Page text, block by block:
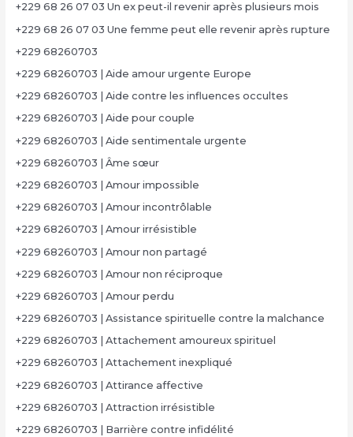
+229 68 26 07 03 Un ex peut-il revenir après plusieurs mois
+229 68 26 07 03 Une femme peut elle revenir après rupture
+229 68260703
+229 68260703 | Aide amour urgente Europe
+229 68260703 | Aide contre les influences occultes
+229 68260703 | Aide pour couple
+229 68260703 | Aide sentimentale urgente
+229 68260703 | Âme sœur
+229 68260703 | Amour impossible
+229 68260703 | Amour incontrôlable
+229 68260703 | Amour irrésistible
+229 68260703 | Amour non partagé
+229 68260703 | Amour non réciproque
+229 68260703 | Amour perdu
+229 68260703 | Assistance spirituelle contre la malchance
+229 68260703 | Attachement amoureux spirituel
+229 68260703 | Attachement inexpliqué
+229 68260703 | Attirance affective
+229 68260703 | Attraction irrésistible
+229 68260703 | Barrière contre infidélité